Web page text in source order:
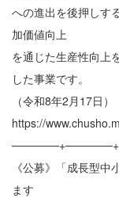
への進出を後押しす
加価値向上
を通じた生産性向上
した事業です。
（令和8年2月17日）
https://
《公募》「成長型
ます